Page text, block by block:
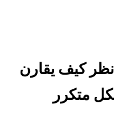
انظر كيف يقارن C4.4 بالمنتجات التي